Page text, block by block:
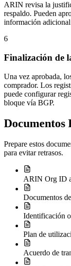
ARIN revisa la
respaldo. Pueden
información
6
Finalización de
Una vez aprobada,
comprador. Los
puede configurar
bloque vía BGP.
Documentos
Prepare estos
para evitar retrasos.
ARIN Org ID
Documentos
Identificación
Plan de
Acuerdo de